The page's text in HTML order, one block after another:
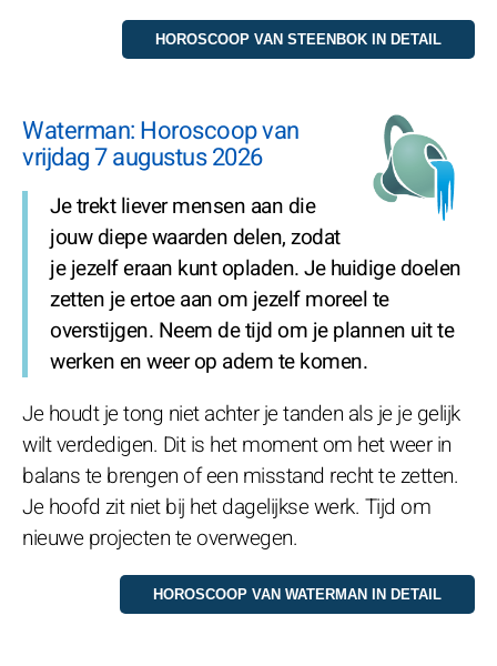
Waterman: Horoscoop van
vrijdag 7 augustus 2026
Je trekt liever mensen aan die
jouw diepe waarden delen, zodat
je jezelf eraan kunt opladen. Je huidige doelen
zetten je ertoe aan om jezelf moreel te
overstijgen. Neem de tijd om je plannen uit te
werken en weer op adem te komen.
Je houdt je tong niet achter je tanden als je je gelijk
wilt verdedigen. Dit is het moment om het weer in
balans te brengen of een misstand recht te zetten.
Je hoofd zit niet bij het dagelijkse werk. Tijd om
nieuwe projecten te overwegen.